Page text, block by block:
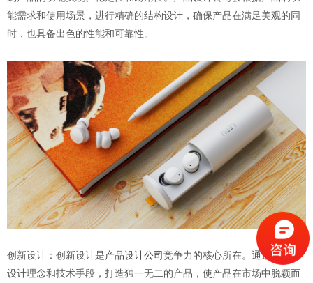
能需求和使用场景，进行精确的结构设计，确保产品在满足美观的同
时，也具备出色的性能和可靠性。
创新设计：创新设计是产品设计公司 竞争力的核心所在。通过独特的
设计理念和技术手段，打造独一无二的产品，使产品在市场中脱颖而